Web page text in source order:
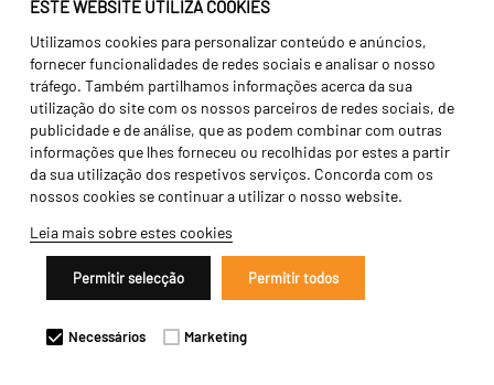
ESTE WEBSITE UTILIZA COOKIES
Utilizamos cookies para personalizar conteúdo e anúncios,
fornecer funcionalidades de redes sociais e analisar o nosso
tráfego. Também partilhamos informações acerca da sua
utilização do site com os nossos parceiros de redes sociais, de
publicidade e de análise, que as podem combinar com outras
informações que lhes forneceu ou recolhidas por estes a partir
da sua utilização dos respetivos serviços. Concorda com os
nossos cookies se continuar a utilizar o nosso website.
Leia mais sobre estes cookies
Permitir selecção Permitir todos
Necessários Marketing
Canal de Denúncias (RGPC)
Termos e condições